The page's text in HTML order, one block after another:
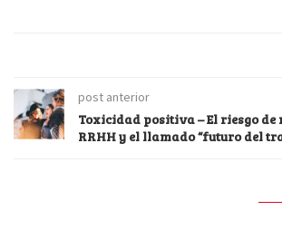
post anterior
Toxicidad positiva – El riesgo
RRHH y el llamado “futuro del